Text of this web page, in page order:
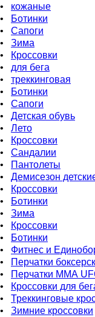
• кожаные
•
Бoтинки
• Сапоги
• Зима
•
Кроссовки
• для бега
• треккинговая
•
Ботинки
• Сапоги
• Детская обувь
• Летo
•
Кроссовки
• Сандалии
•
Пантолеты
• Демисезон
•
Кроссовки
•
Ботинки
• Зима
•
Кроссовки
•
Ботинки
• Фитнес и
•
Перчатки
•
Перчатки ММА
•
Кроссовки для
• Треккинговые
• Зимние кроссовки